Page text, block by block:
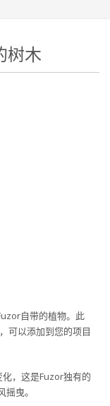
树木
自带的植物。此
可以添加到您的项目
，这是Fuzor独有的
曳。